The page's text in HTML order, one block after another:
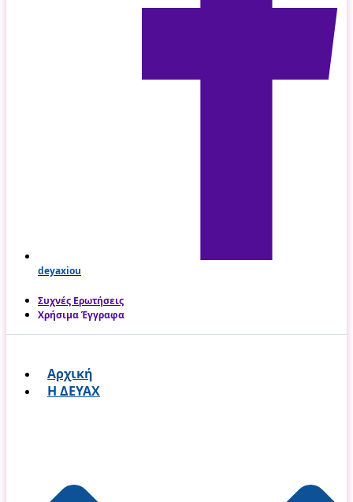
deyaxiou
Συχνές Ερωτήσεις
Χρήσιμα Έγγραφα
Αρχική
Η ΔΕΥΑΧ